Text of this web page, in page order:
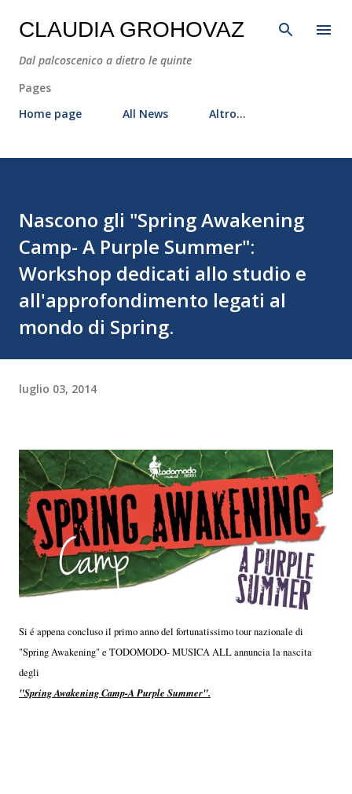
Passa ai contenuti principali
CLAUDIA GROHOVAZ
Dal palcoscenico a dietro le quinte
Pages
Home page
All News Altro…
Nascono gli "Spring Awakening
Camp- A Purple Summer":
Workshop dedicati allo studio e
all'approfondimento legati al
mondo di Spring.
luglio 03, 2014
Si é appena concluso il primo anno del fortunatissimo tour nazionale di
"Spring Awakening" e TODOMODO- MUSICA ALL annuncia la nascita
degli
"Spring Awakening Camp-A Purple Summer".